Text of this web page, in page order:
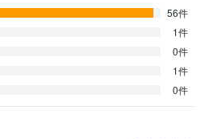
56件
1件
0件
1件
0件